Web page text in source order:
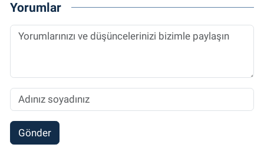
Yorumlar
Gönder